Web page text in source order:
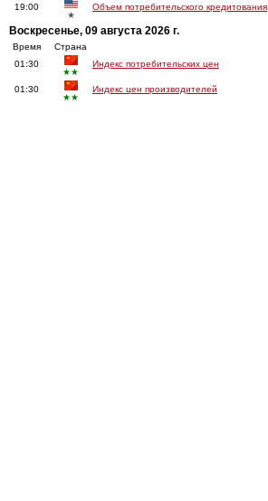
19:00
★
Объем потребительского кредитования
Воскресенье, 09 августа 2026 г.
Время Страна
01:30
★★
Индекс потребительских цен
01:30
★★
Индекс цен производителей